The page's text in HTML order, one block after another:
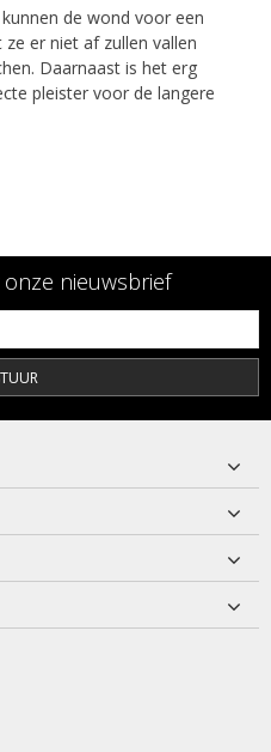
de wond voor een
er niet af zullen vallen
Daarnaast is het erg
pleister voor de langere
nieuwsbrief